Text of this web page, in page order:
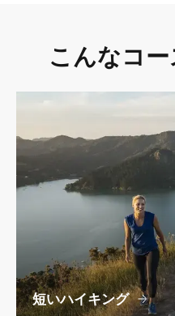
こんなコ
短いハイキング